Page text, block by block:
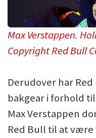
Max Verstappen.
Copyright Red Bull
Derudover har
bakgear i forhold
Max Verstappen
Red Bull til at